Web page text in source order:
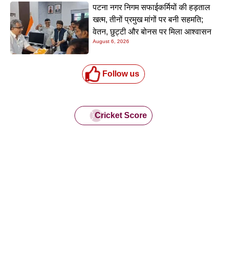
पटना नगर निगम सफाईकर्मियों की हड़ताल
खत्म, तीनों प्रमुख मांगों पर बनी सहमति;
वेतन, छुट्टी और बोनस पर मिला आश्वासन
August 6, 2026
Follow us
Cricket Score